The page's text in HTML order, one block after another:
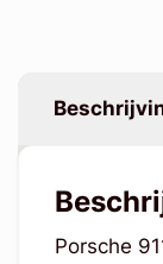
Porsche